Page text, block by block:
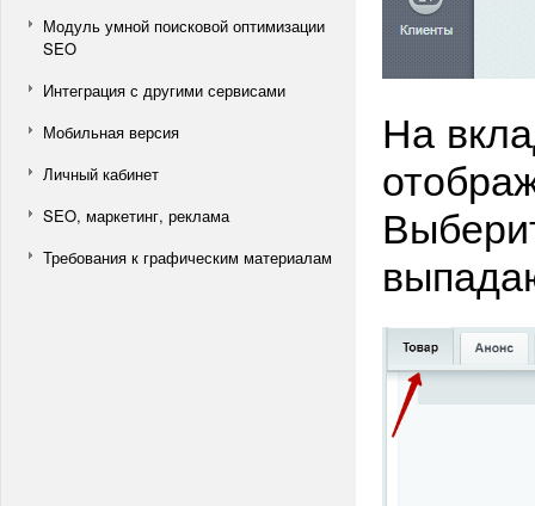
Модуль умной поисковой оптимизации
SEO
Интеграция с другими сервисами
Мобильная версия
Личный кабинет
SEO, маркетинг, реклама
Требования к графическим материалам
На